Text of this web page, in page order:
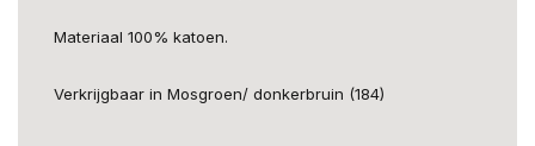
Materiaal 100% katoen.
Verkrijgbaar in Mosgroen/ donkerbruin (184)